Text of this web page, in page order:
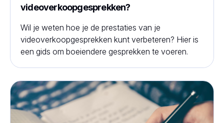
videoverkoopgesprekken?
Wil je weten hoe je de prestaties van je
videoverkoopgesprekken kunt verbeteren? Hier is
een gids om boeiendere gesprekken te voeren.